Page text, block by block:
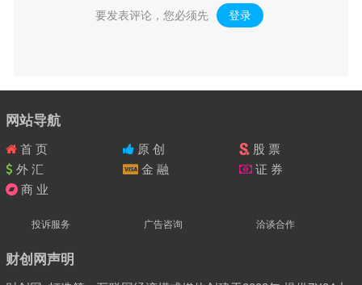
要发表评论，您必须先 登录 。
网站导航
首 页 原 创
股 票
外 汇
金 融
证 券
商 业
投诉服务 广告咨询 洽谈合作
财创网声明